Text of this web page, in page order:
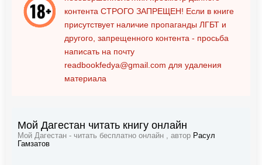
контента СТРОГО ЗАПРЕЩЕН! Если в книге
присутствует наличие пропаганды ЛГБТ и
другого, запрещенного контента - просьба
написать на почту
readbookfedya@gmail.com для удаления
материала
Мой Дагестан читать книгу онлайн
Мой Дагестан - читать бесплатно онлайн , автор Расул
Гамзатов